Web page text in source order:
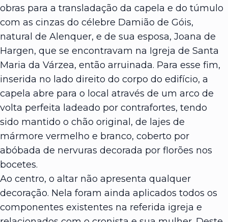
obras para a transladação da capela e do túmulo
com as cinzas do célebre Damião de Góis,
natural de Alenquer, e de sua esposa, Joana de
Hargen, que se encontravam na Igreja de Santa
Maria da Várzea, então arruinada. Para esse fim,
inserida no lado direito do corpo do edifício, a
capela abre para o local através de um arco de
volta perfeita ladeado por contrafortes, tendo
sido mantido o chão original, de lajes de
mármore vermelho e branco, coberto por
abóbada de nervuras decorada por florões nos
bocetes.
Ao centro, o altar não apresenta qualquer
decoração. Nela foram ainda aplicados todos os
componentes existentes na referida igreja e